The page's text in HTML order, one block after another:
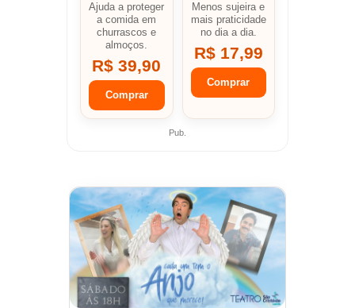
Ajuda a proteger
a comida em
churrascos e
almoços.
R$ 39,90
Comprar
Menos sujeira e
mais praticidade
no dia a dia.
R$ 17,99
Comprar
Pub.